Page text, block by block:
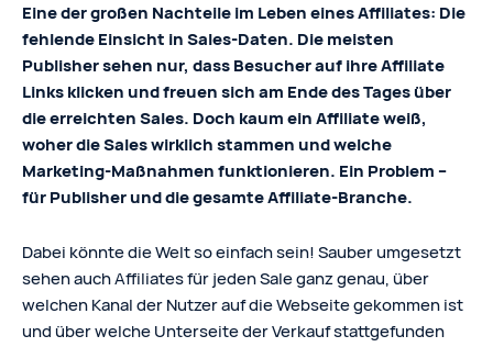
Eine der großen Nachteile im Leben eines Affiliates: Die
fehlende Einsicht in Sales-Daten. Die meisten
Publisher sehen nur, dass Besucher auf ihre Affiliate
Links klicken und freuen sich am Ende des Tages über
die erreichten Sales. Doch kaum ein Affiliate weiß,
woher die Sales wirklich stammen und welche
Marketing-Maßnahmen funktionieren. Ein Problem –
für Publisher und die gesamte Affiliate-Branche.
Dabei könnte die Welt so einfach sein! Sauber umgesetzt
sehen auch Affiliates für jeden Sale ganz genau, über
welchen Kanal der Nutzer auf die Webseite gekommen ist
und über welche Unterseite der Verkauf stattgefunden